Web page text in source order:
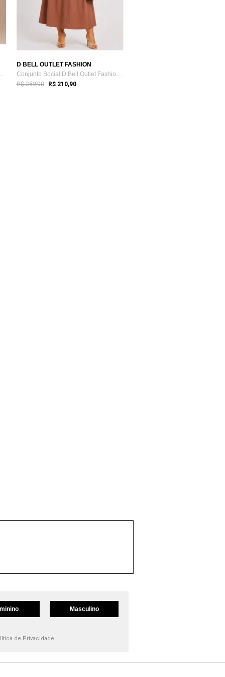
Social para T...
D BELL OUTLET FASHION
Conjunto Social D Bell Outlet Fashion Pl...
R$ 259,90 R$ 210,90
Masculino
de Privacidade.